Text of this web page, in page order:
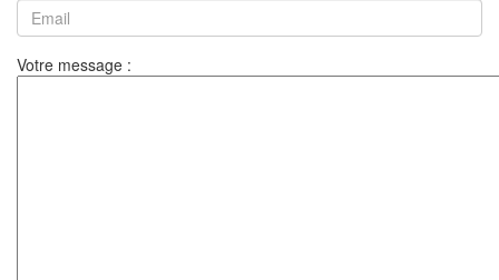
Votre message :